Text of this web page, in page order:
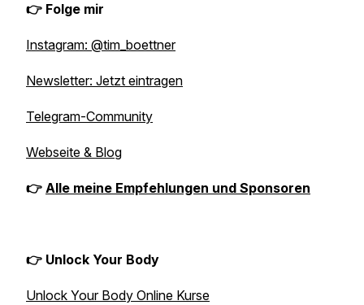
👉 Folge mir
Instagram: @tim_boettner
Newsletter: Jetzt eintragen
Telegram-Community
Webseite & Blog
👉 Alle meine Empfehlungen und Sponsoren
👉 Unlock Your Body
Unlock Your Body Online Kurse